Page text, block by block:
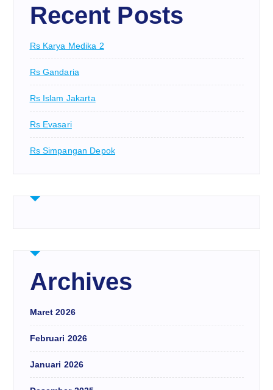
Recent Posts
Rs Karya Medika 2
Rs Gandaria
Rs Islam Jakarta
Rs Evasari
Rs Simpangan Depok
Archives
Maret 2026
Februari 2026
Januari 2026